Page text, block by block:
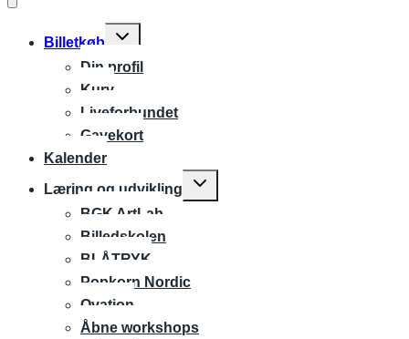
Billetkøb
Expand
menu
Din profil
Kurv
Liveforbundet
Gavekort
Kalender
Læring og udvikling
Expand
child
BGK ArtLab
Billedskolen
BLÅTRYK
Popkorn Nordic
Ovation
Åbne workshops